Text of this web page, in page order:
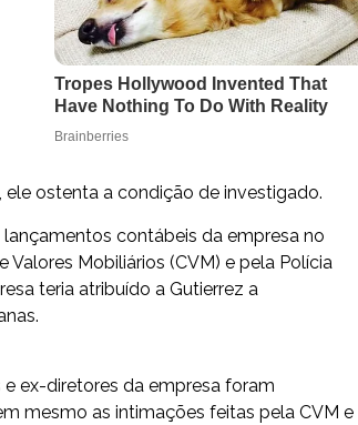
ostenta a condição de investigado.
contábeis da empresa no
Mobiliários (CVM) e pela Polícia
teria atribuído a Gutierrez a
ex-diretores da empresa foram
mesmo as intimações feitas pela CVM e